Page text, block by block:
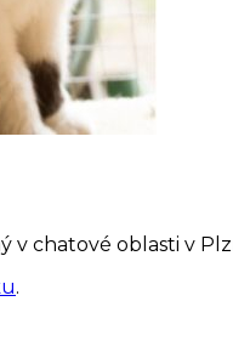
v chatové oblasti v
.